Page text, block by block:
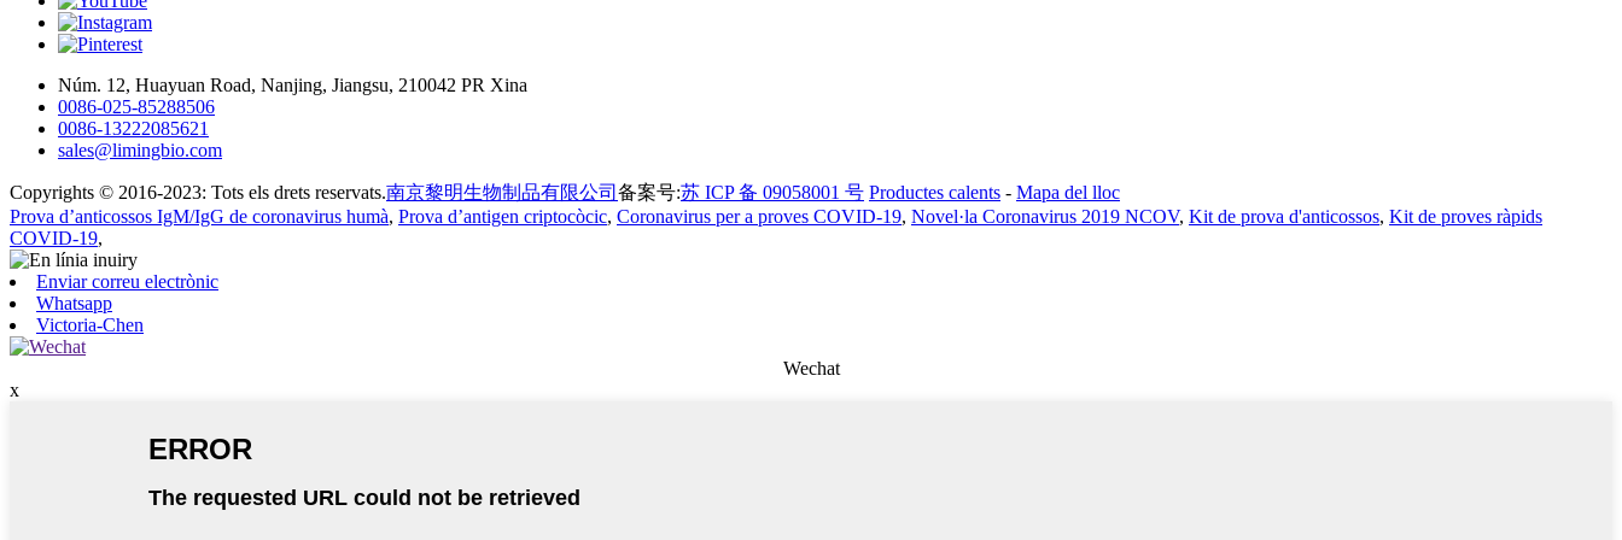
Núm. 12, Huayuan Road, Nanjing, Jiangsu, 210042 PR Xina
0086-025-85288506
0086-13222085621
sales@limingbio.com
Copyrights © 2016-2023: Tots els drets reservats.南京黎明生物制品有限公司 备案号:苏 ICP 备 09058001 号 Productes calents - Mapa del lloc
Prova d’anticossos IgM/IgG de coronavirus humà, Prova d’antigen criptocòcic, Coronavirus per a proves COVID-19, Novel·la Coronavirus 2019 NCOV, Kit de prova d'anticossos, Kit de proves ràpids
COVID-19,
Enviar correu electrònic
Whatsapp
Victoria-Chen
Wechat
x